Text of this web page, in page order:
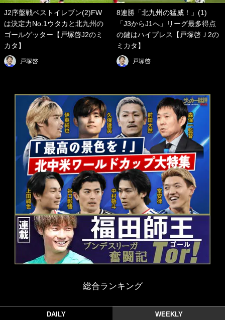
J2序盤戦ベストイレブン(2)FW
は決定力No.1ウタカと北九州の
ゴールゲッター【戸塚啓J2のミ
カタ】
戸塚啓
8連勝「北九州の猛威！」(1)
「J3からJ1へ」リーグ最多得点
の鍵はハイプレス【戸塚啓Ｊ2の
ミカタ】
戸塚啓
総合ランキング
DAILY WEEKLY